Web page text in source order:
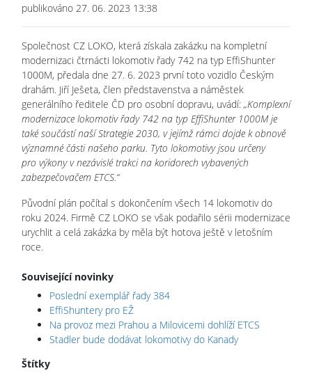
publikováno 27. 06. 2023 13:38
Společnost CZ LOKO, která získala zakázku na kompletní
modernizaci čtrnácti lokomotiv řady 742 na typ EffiShunter
1000M, předala dne 27. 6. 2023 první toto vozidlo Českým
drahám. Jiří Ješeta, člen představenstva a náměstek
generálního ředitele ČD pro osobní dopravu, uvádí: „Komplexní
modernizace lokomotiv řady 742 na typ EffiShunter 1000M je
také součástí naší Strategie 2030, v jejímž rámci dojde k obnově
významné části našeho parku. Tyto lokomotivy jsou určeny
pro výkony v nezávislé trakci na koridorech vybavených
zabezpečovačem ETCS.“
Původní plán počítal s dokončením všech 14 lokomotiv do
roku 2024. Firmě CZ LOKO se však podařilo sérii modernizace
urychlit a celá zakázka by měla být hotova ještě v letošním
roce.
Související novinky
Poslední exemplář řady 384
EffiShuntery pro EŽ
Na provoz mezi Prahou a Milovicemi dohlíží ETCS
Stadler bude dodávat lokomotivy do Kanady
Štítky